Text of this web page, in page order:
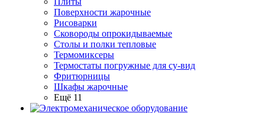
Поверхности жарочные
Рисоварки
Сковороды опрокидываемые
Столы и полки тепловые
Термомиксеры
Термостаты погружные для су-вид
Фритюрницы
Шкафы жарочные
Ещё 11